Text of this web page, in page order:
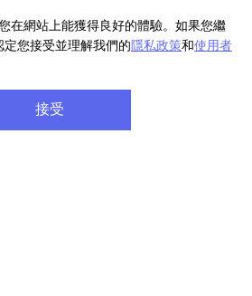
在網站上能獲得良好的體驗。如果您繼
您接受並理解我們的隱私政策和使用者
接受
期
單筆滿八千元享